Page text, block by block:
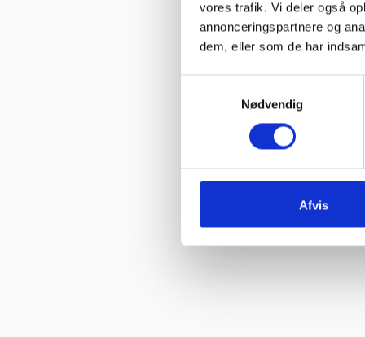
vores trafik. Vi deler også
annonceringspartnere og
dem, eller som de har
Nødvendig
Afvis